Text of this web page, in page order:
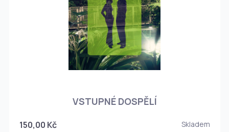
VSTUPNÉ DOSPĚLÍ
150,00 Kč Skladem